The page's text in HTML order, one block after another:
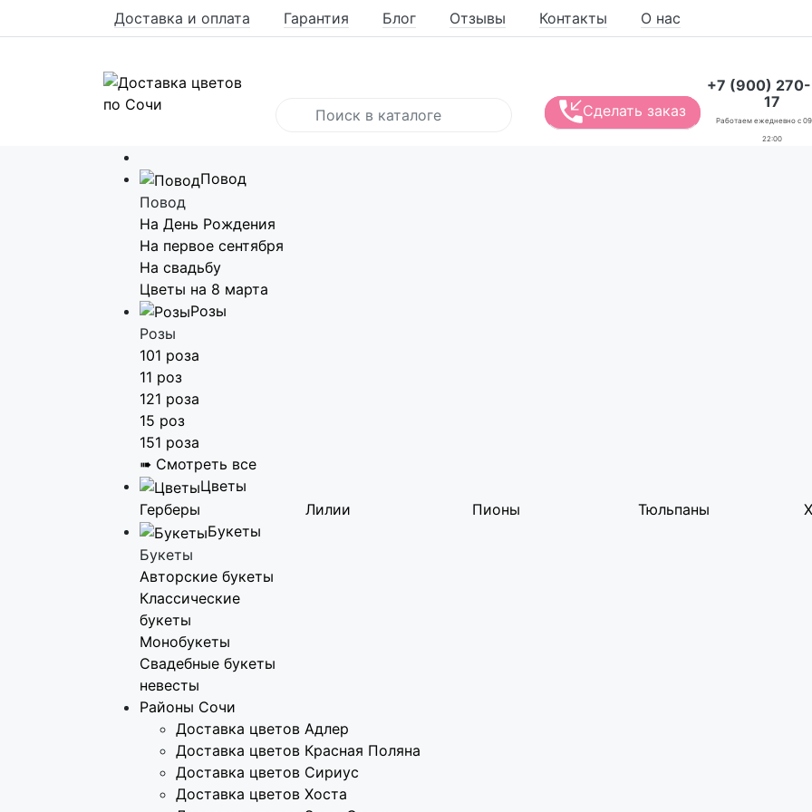
Доставка и оплата Гарантия Блог Отзывы Контакты О нас
Сделать заказ
+7 (900)
17
Работаем ежедневно с
22:00
Повод
Повод
На День Рождения
На первое сентября
На свадьбу
Цветы на 8 марта
Розы
Розы
101 роза
11 роз
121 роза
15 роз
151 роза
➠ Смотреть все
Цветы
Герберы
Лилии Пионы Тюльпаны
Букеты
Букеты
Авторские букеты
Классические
букеты
Монобукеты
Свадебные букеты
невесты
Районы Сочи
Доставка цветов Адлер
Доставка цветов Красная Поляна
Доставка цветов Сириус
Доставка цветов Хоста